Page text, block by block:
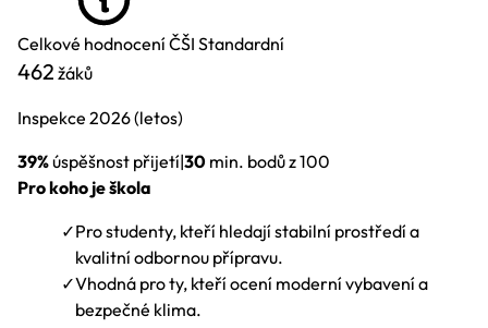
Celkové hodnocení ČŠI Standardní
462 žáků
Inspekce 2026(letos)
39%úspěšnost přijetí|30 min. bodů z 100
Pro koho je škola
✓Pro studenty, kteří hledají stabilní prostředí a
kvalitní odbornou přípravu.
✓Vhodná pro ty, kteří ocení moderní vybavení a
bezpečné klima.